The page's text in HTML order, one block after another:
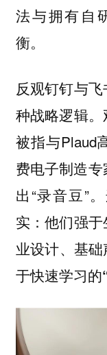
法与拥有自
衡。
反观钉钉与飞
种战略逻辑
被指与Plaud
费电子制造专
出“录音豆”
实：他们强
业设计、基
于快速学习的